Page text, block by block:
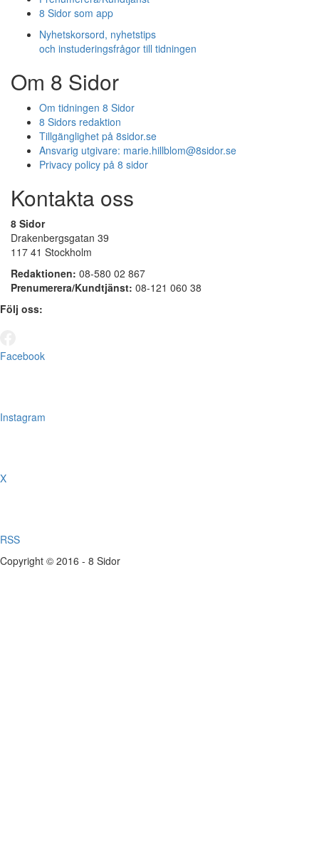
8 Sidor som app
Nyhetskorsord, nyhetstips
och instuderingsfrågor till tidningen
Om 8 Sidor
Om tidningen 8 Sidor
8 Sidors redaktion
Tillgänglighet på 8sidor.se
Ansvarig utgivare: marie.hillblom@8sidor.se
Privacy policy på 8 sidor
Kontakta oss
8 Sidor
Drakenbergsgatan 39
117 41 Stockholm
Redaktionen: 08-580 02 867
Prenumerera/Kundtjänst: 08-121 060 38
Följ oss:
Facebook
Instagram
X
RSS
Copyright © 2016 - 8 Sidor